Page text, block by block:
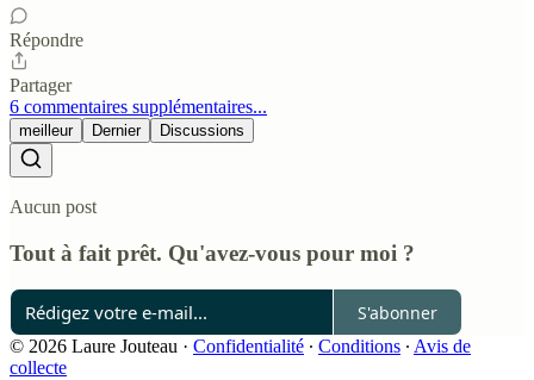
Répondre
Partager
6 commentaires supplémentaires...
meilleur Dernier Discussions
Aucun post
Tout à fait prêt. Qu'avez-vous pour moi ?
S'abonner
© 2026 Laure Jouteau · Confidentialité ∙ Conditions ∙ Avis de
collecte